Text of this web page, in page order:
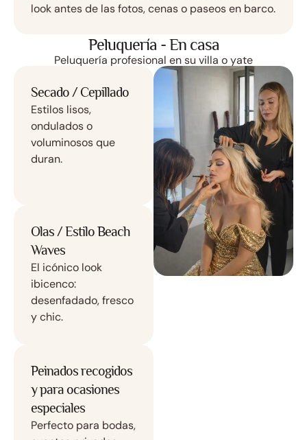
look antes de las fotos, cenas o paseos en barco.
Peluquería - En casa
Peluquería profesional en su villa o yate
Secado / Cepillado
Estilos lisos,
ondulados o
voluminosos que
duran.
Olas / Estilo Beach
Waves
El icónico look
ibicenco:
desenfadado, fresco
y chic.
Peinados recogidos
y para ocasiones
especiales
Perfecto para bodas,